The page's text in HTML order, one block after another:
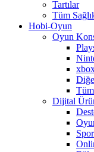
Tartılar
Tüm
Hobi-Oyun
Oyun
Dijital